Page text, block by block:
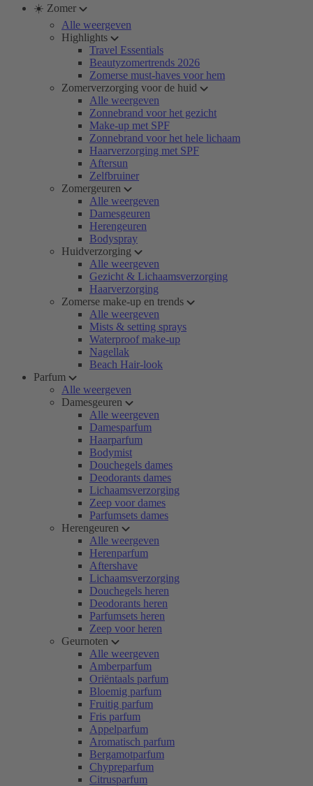
☀️ Zomer
Alle weergeven
Highlights
Travel Essentials
Beautyzomertrends 2026
Zomerse must-haves voor hem
Zomerverzorging voor de huid
Alle weergeven
Zonnebrand voor het gezicht
Make-up met SPF
Zonnebrand voor het hele lichaam
Haarverzorging met SPF
Aftersun
Zelfbruiner
Zomergeuren
Alle weergeven
Damesgeuren
Herengeuren
Bodyspray
Huidverzorging
Alle weergeven
Gezicht & Lichaamsverzorging
Haarverzorging
Zomerse make-up en trends
Alle weergeven
Mists & setting sprays
Waterproof make-up
Nagellak
Beach Hair-look
Parfum
Alle weergeven
Damesgeuren
Alle weergeven
Damesparfum
Haarparfum
Bodymist
Douchegels dames
Deodorants dames
Lichaamsverzorging
Zeep voor dames
Parfumsets dames
Herengeuren
Alle weergeven
Herenparfum
Aftershave
Lichaamsverzorging
Douchegels heren
Deodorants heren
Parfumsets heren
Zeep voor heren
Geurnoten
Alle weergeven
Amberparfum
Oriëntaals parfum
Bloemig parfum
Fruitig parfum
Fris parfum
Appelparfum
Aromatisch parfum
Bergamotparfum
Chypreparfum
Citrusparfum